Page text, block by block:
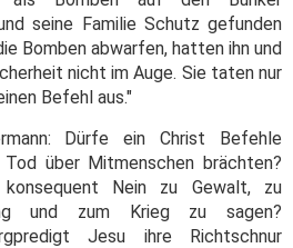
seine Familie Schutz gefunden
Bomben abwarfen, hatten ihn und
nicht im Auge. Sie taten nur
Befehl aus."
Dürfe ein Christ Befehle
über Mitmenschen brächten?
Nein zu Gewalt, zu
und zum Krieg zu sagen?
Jesu ihre Richtschnur